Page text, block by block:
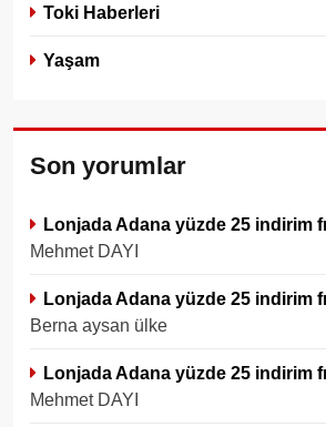
Toki Haberleri
Yaşam
Son yorumlar
Lonjada Adana yüzde 25 indirim
Mehmet DAYI
Lonjada Adana yüzde 25 indirim
Berna aysan ülke
Lonjada Adana yüzde 25 indirim
Mehmet DAYI